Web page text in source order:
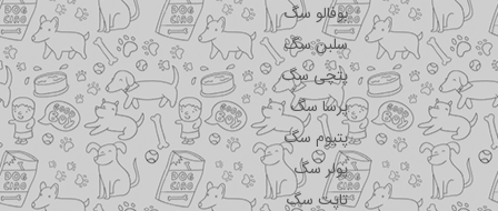
بوفالو سگ
سلبن سگ
پتچی سگ
پرسا سگ
پتیوم سگ
پولر سگ
تاپت سگ